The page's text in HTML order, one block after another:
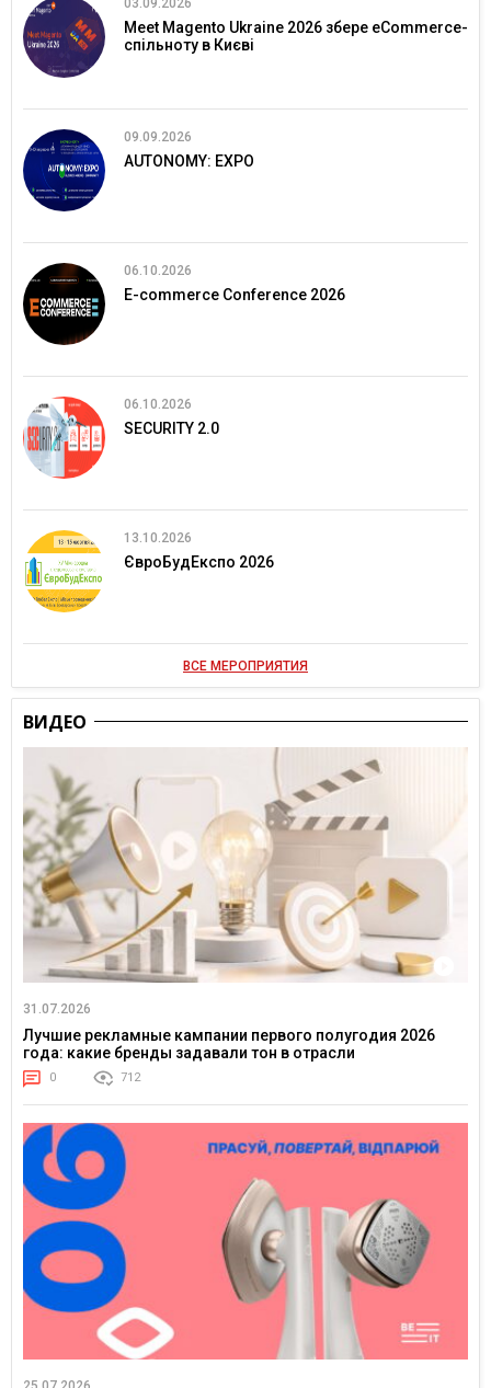
Meet Magento Ukraine 2026 збере eCommerce-
спільноту в Києві
09.09.2026
AUTONOMY: EXPO
06.10.2026
E-commerce Conference 2026
06.10.2026
SECURITY 2.0
13.10.2026
ЄвроБудЕкспо 2026
ВСЕ МЕРОПРИЯТИЯ
ВИДЕО
31.07.2026
Лучшие рекламные кампании первого полугодия 2026
года: какие бренды задавали тон в отрасли
0 712